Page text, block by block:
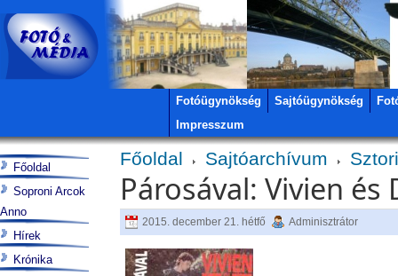
Fotóügynökség Sajtóügynökség
Impresszum
Főoldal Sajtóarchívum Sztori
Párosával: Vivien és
2015. december 21. hétfő Adminisztrátor
Főoldal
Soproni Arcok
Anno
Hírek
Krónika